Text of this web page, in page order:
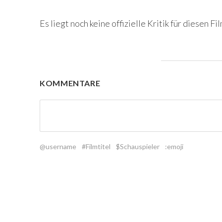
Es liegt noch keine offizielle Kritik für diesen
KOMMENTARE
@username #Filmtitel $Schauspieler :emoji